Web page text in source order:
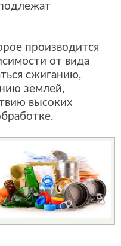
производится
от вида
сжиганию,
землей,
высоких